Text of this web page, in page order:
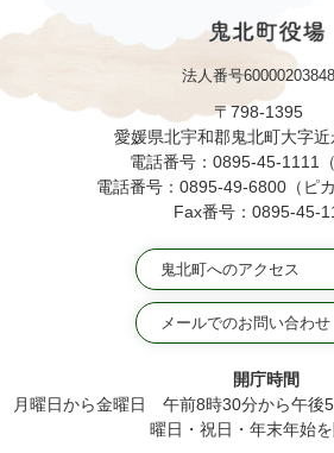
法人番号
〒798-1395
愛媛県北宇和郡鬼北町大字
電話番号：0895-45-1111
電話番号：0895-49-6800（ピ
Fax番号：0895-45-
鬼北町へのアクセス
メールでのお問い合わせ
開庁時間
月曜日から金曜日 午前8時30分から午後
曜日・祝日・年末年始を